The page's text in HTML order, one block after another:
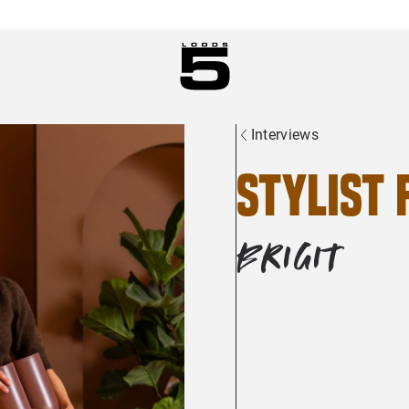
Interviews
Stylist
BRIGIT